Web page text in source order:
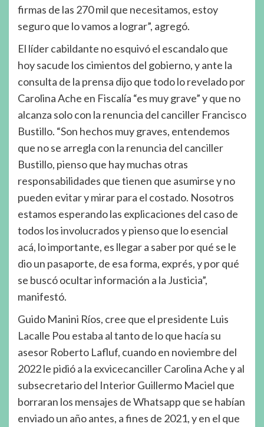
firmas de las 270 mil que necesitamos, estoy
seguro que lo vamos a lograr”, agregó.
El líder cabildante no esquivó el escandalo que
hoy sacude los cimientos del gobierno, y ante la
consulta de la prensa dijo que todo lo revelado por
Carolina Ache en Fiscalía “es muy grave” y que no
alcanza solo con la renuncia del canciller Francisco
Bustillo. “Son hechos muy graves, entendemos
que no se arregla con la renuncia del canciller
Bustillo, pienso que hay muchas otras
responsabilidades que tienen que asumirse y no
pueden evitar y mirar para el costado. Nosotros
estamos esperando las explicaciones del caso de
todos los involucrados y pienso que lo esencial
acá, lo importante, es llegar a saber por qué se le
dio un pasaporte, de esa forma, exprés, y por qué
se buscó ocultar información a la Justicia”,
manifestó.
Guido Manini Ríos, cree que el presidente Luis
Lacalle Pou estaba al tanto de lo que hacía su
asesor Roberto Lafluf, cuando en noviembre del
2022 le pidió a la exvicecanciller Carolina Ache y al
subsecretario del Interior Guillermo Maciel que
borraran los mensajes de Whatsapp que se habían
enviado un año antes, a fines de 2021, y en el que